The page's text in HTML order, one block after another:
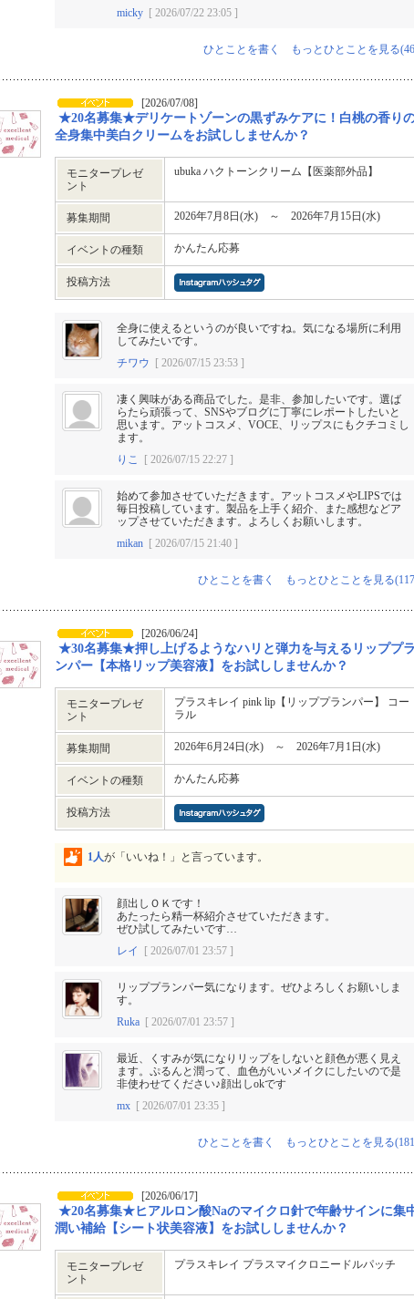
micky [ 2026/07/22 23:05 ]
ひとことを書く もっとひとことを見る
[2026/07/08]
★20名募集★デリケートゾーンの黒ずみケアに！白桃の香り
全身集中美白クリームをお試ししませんか？
モニタープレゼ
ント
ubuka ハクトーンクリーム【医薬部外品】
募集期間 2026年7月8日(水) ～ 2026年7月15日(水)
イベントの種類 かんたん応募
投稿方法
全身に使えるというのが良いですね。気になる場所に利用
してみたいです。
チワウ [ 2026/07/15 23:53 ]
凄く興味がある商品でした。是非、参加したいです。選ば
らたら頑張って、SNSやブログに丁寧にレポートしたいと
思います。アットコスメ、VOCE、リップスにもクチコミし
ます。
りこ
[ 2026/07/15 22:27 ]
始めて参加させていただきます。アットコスメやLIPSでは
毎日投稿しています。製品を上手く紹介、また感想などア
ップさせていただきます。よろしくお願いします。
mikan [ 2026/07/15 21:40 ]
ひとことを書く もっとひとことを見る
[2026/06/24]
★30名募集★押し上げるようなハリと弾力を与えるリッププ
ンパー【本格リップ美容液】をお試ししませんか？
モニタープレゼ
ント
プラスキレイ pink lip【リッププランパー】 コー
ラル
募集期間 2026年6月24日(水) ～ 2026年7月1日(水)
イベントの種類 かんたん応募
投稿方法
1人が「いいね！」と言っています。
顔出しＯＫです！
あたったら精一杯紹介させていただきます。
ぜひ試してみたいです…
レイ
[ 2026/07/01 23:57 ]
リッププランパー気になります。ぜひよろしくお願いしま
す。
Ruka [ 2026/07/01 23:57 ]
最近、くすみが気になりリップをしないと顔色が悪く見え
ます。ぷるんと潤って、血色がいいメイクにしたいので是
非使わせてください♪顔出しokです
mx [ 2026/07/01 23:35 ]
ひとことを書く もっとひとことを見る
[2026/06/17]
★20名募集★ヒアルロン酸Naのマイクロ針で年齢サインに集
潤い補給【シート状美容液】をお試ししませんか？
モニタープレゼ
ント
プラスキレイ プラスマイクロニードルパッチ